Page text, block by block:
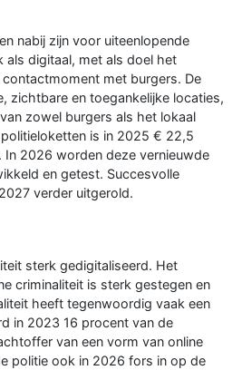
nabij zijn voor uiteenlopende
digitaal, met als doel het
met burgers. De
zichtbare en toegankelijke locaties,
zowel burgers als het lokaal
is in 2025 € 22,5
In 2026 worden deze vernieuwde
en getest. Succesvolle
verder uitgerold.
sterk gedigitaliseerd. Het
criminaliteit is sterk gestegen en
heeft tegenwoordig vaak een
in 2023 16 procent van de
van een vorm van online
politie ook in 2026 fors in op de